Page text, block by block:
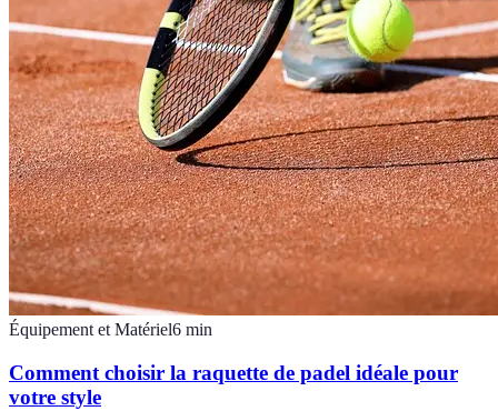
Équipement et Matériel6 min
Comment choisir la raquette de padel idéale pour
votre style